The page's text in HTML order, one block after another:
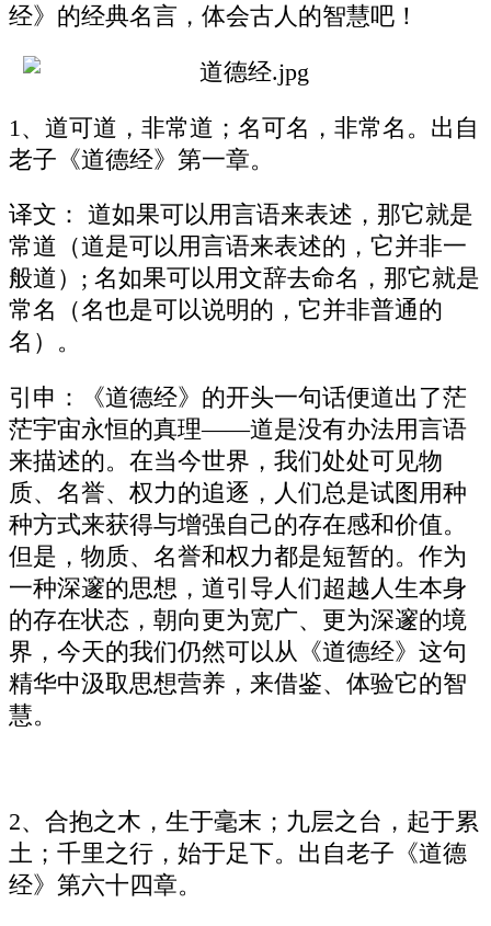
经》的经典名言，体会古人的智慧吧！
1、道可道，非常道；名可名，非常名。出自
老子《道德经》第一章。
译文： 道如果可以用言语来表述，那它就是
常道（道是可以用言语来表述的，它并非一
般道）; 名如果可以用文辞去命名，那它就是
常名（名也是可以说明的，它并非普通的
名）。
引申：《道德经》的开头一句话便道出了茫
茫宇宙永恒的真理——道是没有办法用言语
来描述的。在当今世界，我们处处可见物
质、名誉、权力的追逐，人们总是试图用种
种方式来获得与增强自己的存在感和价值。
但是，物质、名誉和权力都是短暂的。作为
一种深邃的思想，道引导人们超越人生本身
的存在状态，朝向更为宽广、更为深邃的境
界，今天的我们仍然可以从《道德经》这句
精华中汲取思想营养，来借鉴、体验它的智
慧。
2、合抱之木，生于毫末；九层之台，起于累
土；千里之行，始于足下。出自老子《道德
经》第六十四章。